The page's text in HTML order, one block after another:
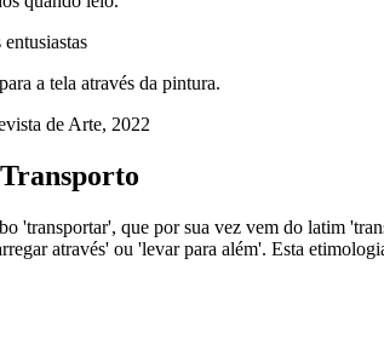
a tela através da pintura.
de Arte, 2022
Transporto
'transportar', que por sua vez vem do latim
através' ou 'levar para além'. Esta